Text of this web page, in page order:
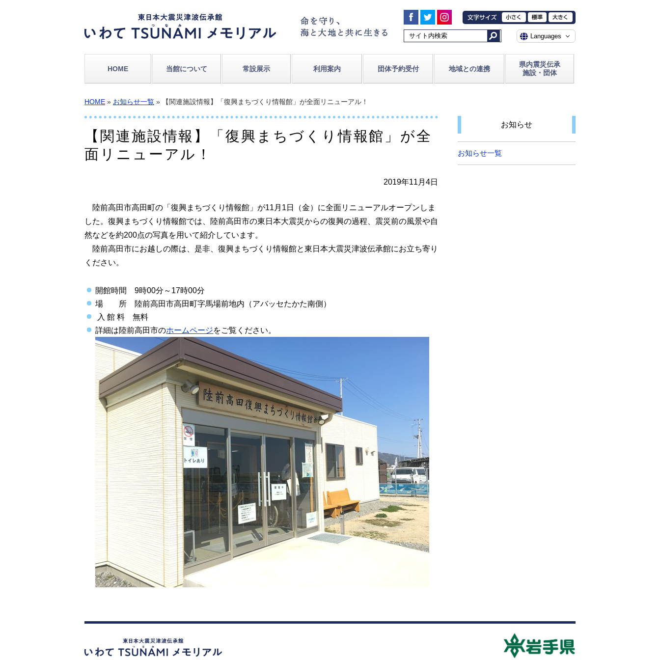
HOME 当館について 常設展示 利用案内 団体予約受付 地域との連携
県内震災伝承
施設・団体
HOME » お知らせ一覧 » 【関連施設情報】「復興まちづくり情報館」が全面リニューアル！
【関連施設情報】「復興まちづくり情報館」が全
面リニューアル！
2019年11月4日
陸前高田市高田町の「復興まちづくり情報館」が11月1日（金）に全面リニューアルオープンしま
した。復興まちづくり情報館では、陸前高田市の東日本大震災からの復興の過程、震災前の風景や自
然などを約200点の写真を用いて紹介しています。
陸前高田市にお越しの際は、是非、復興まちづくり情報館と東日本大震災津波伝承館にお立ち寄り
ください。
開館時間 9時00分～17時00分
場 所 陸前高田市高田町字馬場前地内（アバッセたかた南側）
入 館 料 無料
詳細は陸前高田市のホームページをご覧ください。
お知らせ
お知らせ一覧